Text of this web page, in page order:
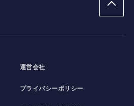
運営会社
プライバシーポリシー